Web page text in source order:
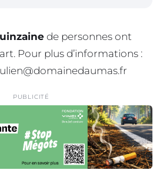
de personnes ont
Pour plus d’informations :
PUBLICITÉ